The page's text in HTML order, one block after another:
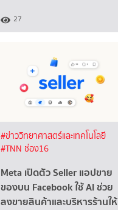
27
#ข่าววิทยาศาสตร์และเทคโนโลยี
#TNN ช่อง16
Meta เปิดตัว Seller แอปขาย
ของบน Facebook ใช้ AI ช่วย
ลงขายสินค้าและบริหารร้านให้